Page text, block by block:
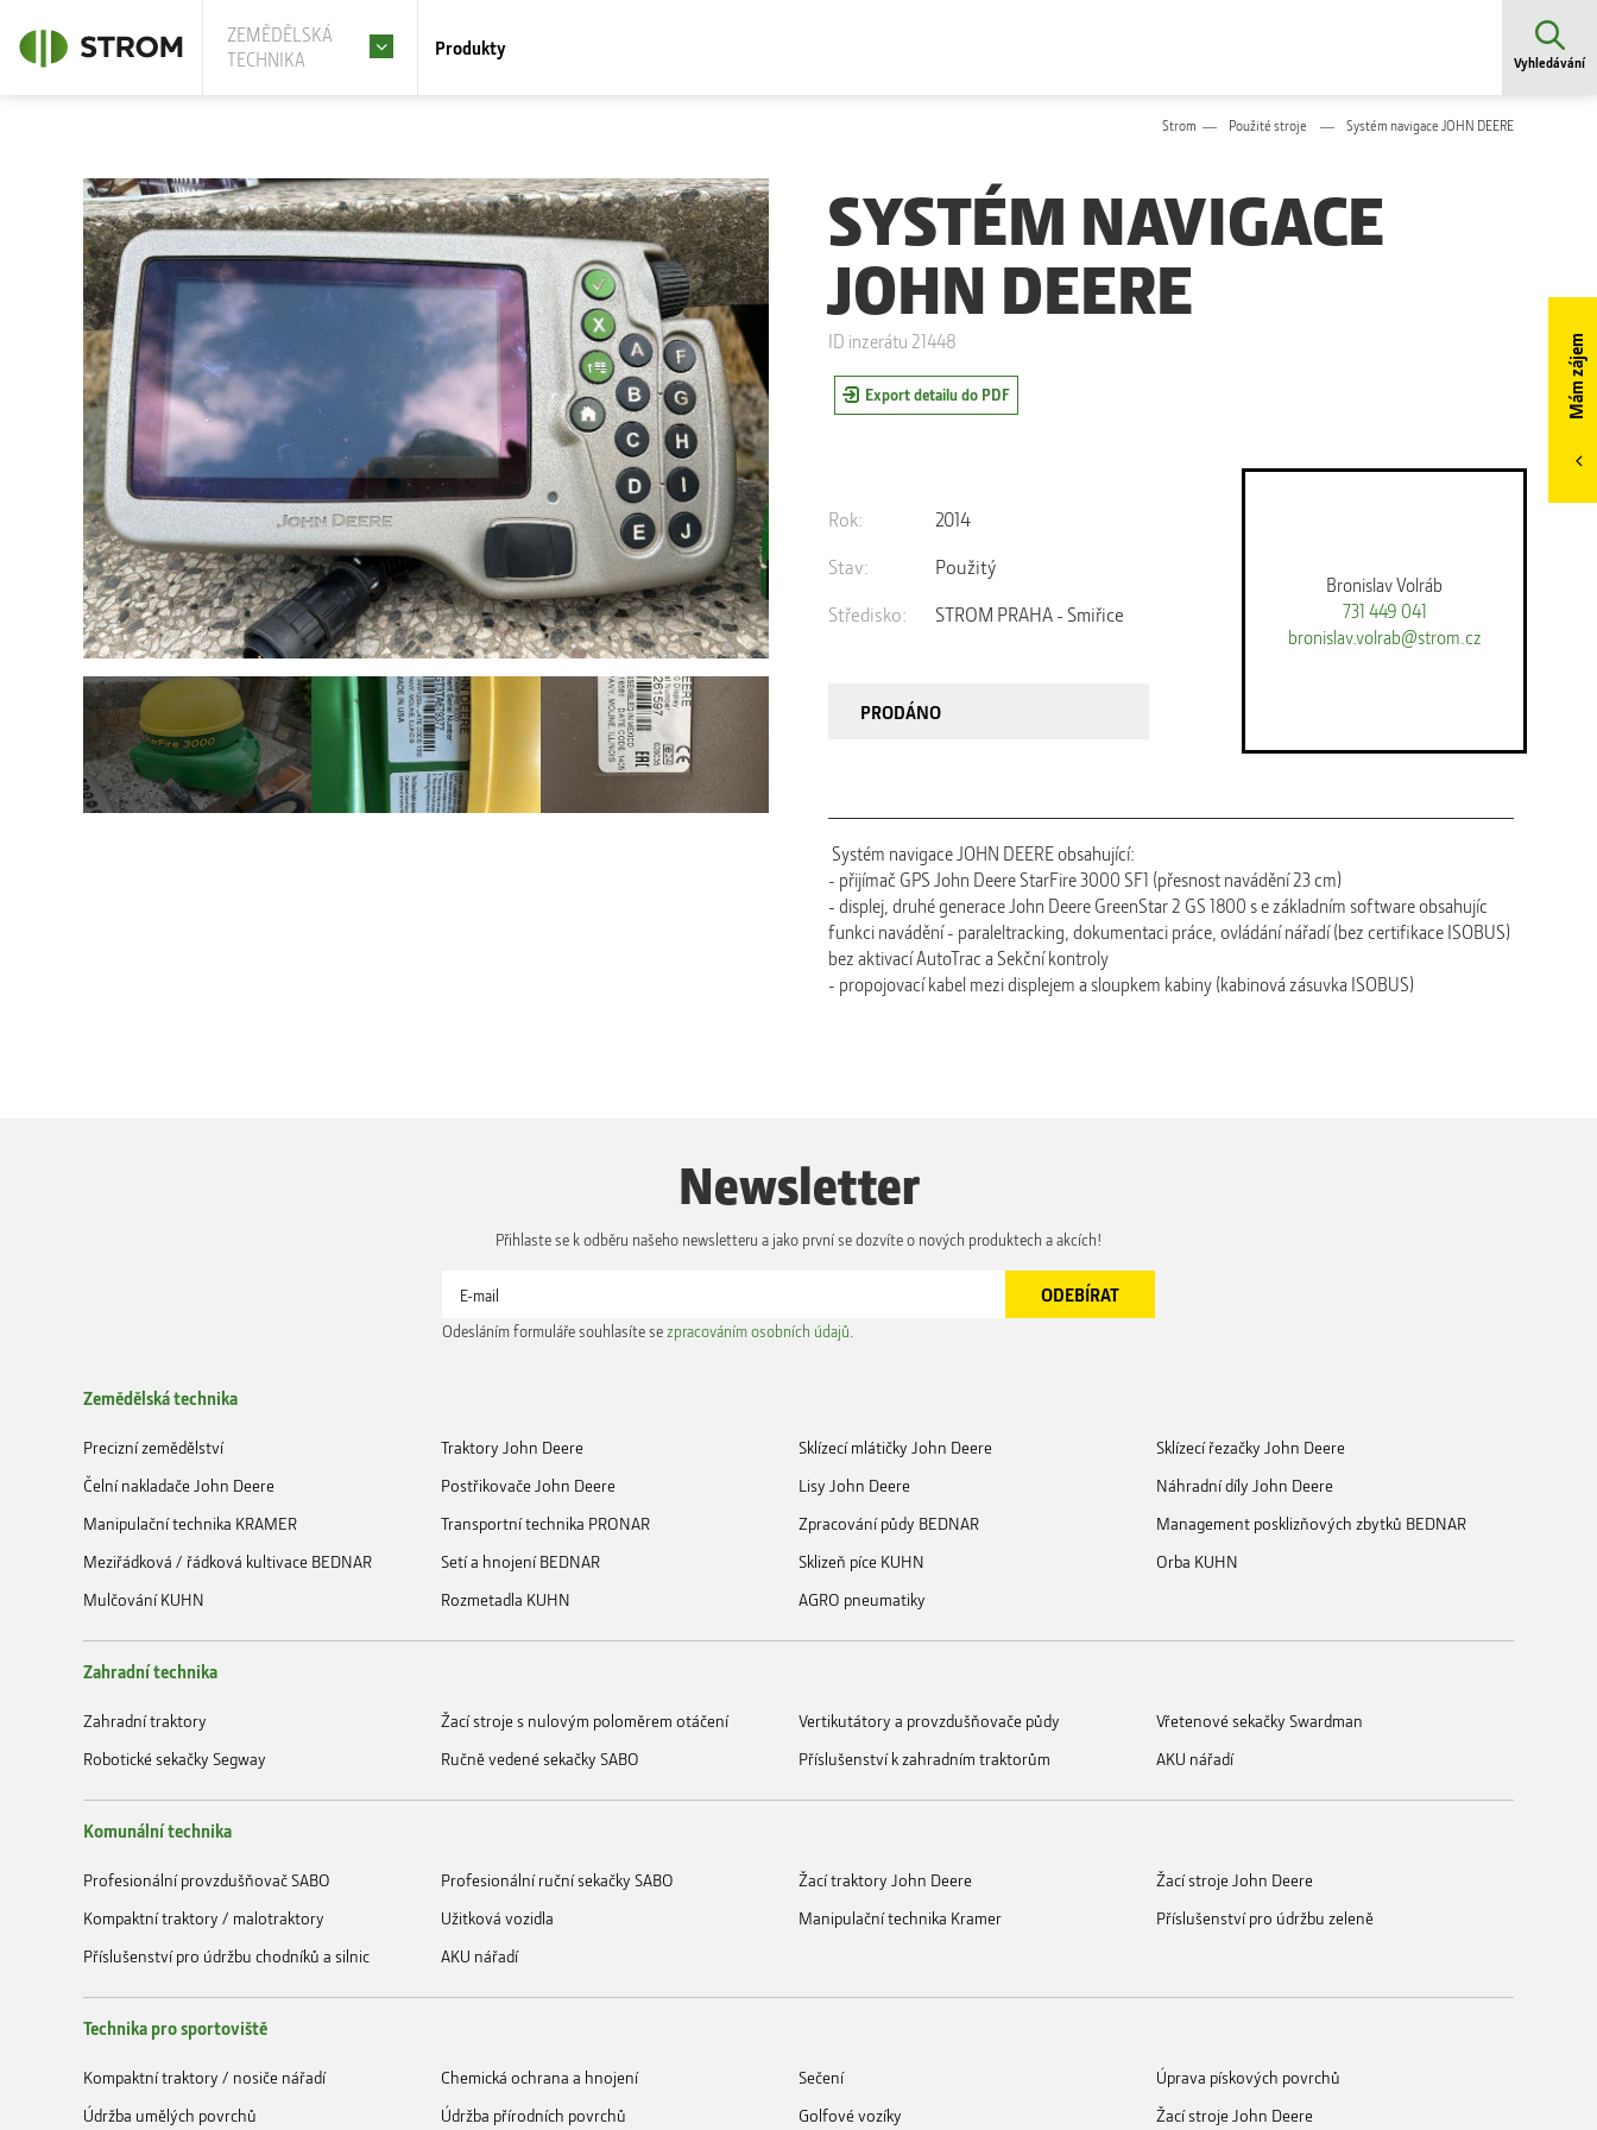
ZEMĚDĚLSKÁ
TECHNIKA
Produkty
Vyhledávání
Strom Použité stroje Systém navigace JOHN DEERE
Mám zájem
SYSTÉM NAVIGACE
JOHN DEERE
ID inzerátu 21448
Export detailu do PDF
Rok:
2014
Stav:
Použitý
Středisko:
STROM PRAHA - Smiřice
PRODÁNO
Bronislav Volráb
731 449 041
bronislav.volrab@strom.cz
Systém navigace JOHN DEERE obsahující:
- přijímač GPS John Deere StarFire 3000 SF1 (přesnost navádění 23 cm)
- displej, druhé generace John Deere GreenStar 2 GS 1800 s e základním software obsahujíc
funkci navádění - paraleltracking, dokumentaci práce, ovládání nářadí (bez certifikace ISOBUS)
bez aktivací AutoTrac a Sekční kontroly
- propojovací kabel mezi displejem a sloupkem kabiny (kabinová zásuvka ISOBUS)
Newsletter
Přihlaste se k odběru našeho newsletteru a jako první se dozvíte o nových produktech a akcích!
Odesláním formuláře souhlasíte sezpracováním osobních údajů
Zemědělská technika
Precizní zemědělství Traktory John Deere Sklízecí mlátičky John Deere
Sklízecí řezačky John Deere
Čelní nakladače John Deere
Postřikovače John Deere Lisy John Deere
Náhradní díly John Deere
Manipulační technika KRAMER
Transportní technika PRONAR Zpracování půdy BEDNAR
Management posklizňových zbytků BEDNAR
Meziřádková / řádková kultivace BEDNAR
Setí a hnojení BEDNAR Sklizeň píce KUHN
Orba KUHN
Mulčování KUHN
Rozmetadla KUHN AGRO pneumatiky
Zahradní technika
Zahradní traktory Žací stroje s nulovým poloměrem otáčení Vertikutátory a provzdušňovače půdy
Vřetenové sekačky Swardman
Robotické sekačky Segway
Ručně vedené sekačky SABO Příslušenství k zahradním traktorům AKU nářadí
Komunální technika
Profesionální provzdušňovač SABO Profesionální ruční sekačky SABO Žací traktory John Deere
Žací stroje John Deere
Kompaktní traktory / malotraktory
Užitková vozidla Manipulační technika Kramer
Příslušenství pro údržbu zeleně
Příslušenství pro údržbu chodníků a silnic
AKU nářadí
Technika pro sportoviště
Kompaktní traktory / nosiče nářadí Chemická ochrana a hnojení Sečení
Úprava pískových povrchů
Údržba umělých povrchů
Údržba přírodních povrchů Golfové vozíky Žací stroje John Deere